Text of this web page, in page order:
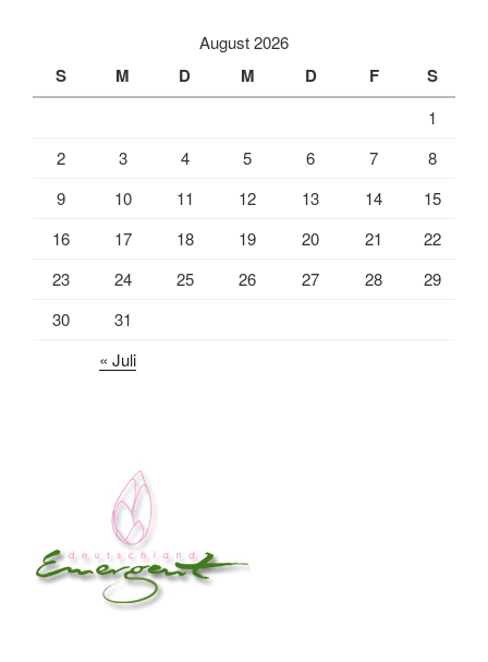
August 2026
S M D M D F S
1
2
3 4 5 6 7
8
9
10 11 12 13 14
15
16
17 18 19 20 21
22
23
24 25 26 27 28
29
30
31
« Juli